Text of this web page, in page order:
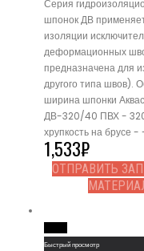
Серия
шпонок ДВ
изоляции
деформационных
предназначена для
другого типа швов).
ширина шпонки
ДВ-320/40 ПВХ -
хрупкость на брусе
1,533₽
ОТПРАВИТЬ
Быстрый просмотр